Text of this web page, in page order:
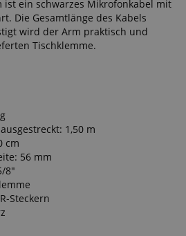
ein schwarzes Mikrofonkabel mit
Die Gesamtlänge des Kabels
wird der Arm praktisch und
Tischklemme.
1,50 m
cm
56 mm
8"
Steckern